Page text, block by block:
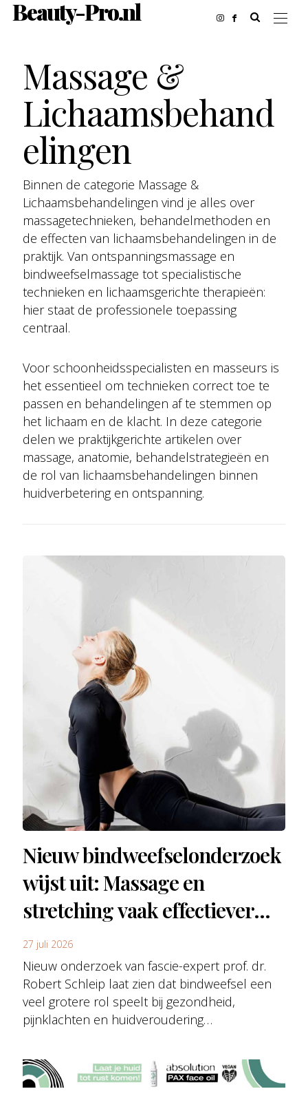
Beauty-Pro.nl
Massage &
Lichaamsbehand
elingen
Binnen de categorie Massage &
Lichaamsbehandelingen vind je alles over
massagetechnieken, behandelmethoden en
de effecten van lichaamsbehandelingen in de
praktijk. Van ontspanningsmassage en
bindweefselmassage tot specialistische
technieken en lichaamsgerichte therapieën:
hier staat de professionele toepassing
centraal.
Voor schoonheidsspecialisten en masseurs is
het essentieel om technieken correct toe te
passen en behandelingen af te stemmen op
het lichaam en de klacht. In deze categorie
delen we praktijkgerichte artikelen over
massage, anatomie, behandelstrategieën en
de rol van lichaamsbehandelingen binnen
huidverbetering en ontspanning.
Nieuw bindweefselonderzoek
wijst uit: Massage en
stretching vaak effectiever
dan injectables
27 juli 2026
Nieuw onderzoek van fascie-expert prof. dr.
Robert Schleip laat zien dat bindweefsel een
veel grotere rol speelt bij gezondheid,
pijnklachten en huidveroudering…